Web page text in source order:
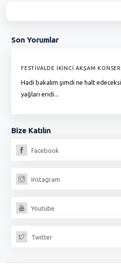
Son Yorumlar
FESTİVALDE İKİNCİ AKŞAM
Hadi bakalım şimdi ne halt
yağları eridi...
Bize Katılın
Facebook
Instagram
Youtube
Twitter